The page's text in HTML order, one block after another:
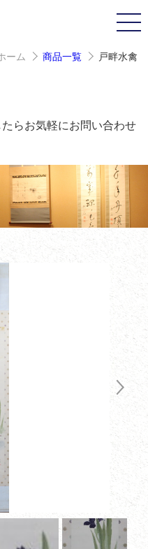
ーム 商品一覧 戸畔水禽
らお気軽にお問い合わせ